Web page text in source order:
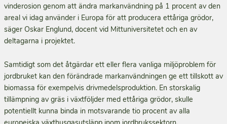
vinderosion genom att ändra markanvändning på 1 procent av den
areal vi idag använder i Europa för att producera ettåriga grödor,
säger Oskar Englund, docent vid Mittuniversitetet och en av
deltagarna i projektet.
Samtidigt som det åtgärdar ett eller flera vanliga miljöproblem för
jordbruket kan den förändrade markanvändningen ge ett tillskott av
biomassa för exempelvis drivmedelsproduktion. En storskalig
tillämpning av gräs i växtföljder med ettåriga grödor, skulle
potentiellt kunna binda in motsvarande tio procent av alla